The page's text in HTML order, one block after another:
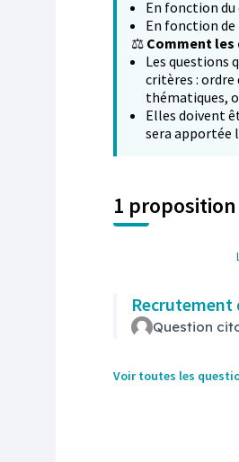
En fonction
En fonction
⚖️ Comment
Les questions
critères :
thématiques,
Elles doivent
sera apportée
1 proposition
Recrutement
Question
Voir toutes les